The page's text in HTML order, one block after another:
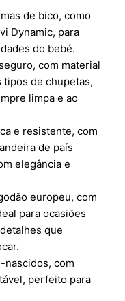
de bico, como
Dynamic, para
do bebé.
com material
tipos de chupetas,
limpa e ao
e resistente, com
de país
elegância e
europeu, com
para ocasiões
que
nascidos, com
perfeito para